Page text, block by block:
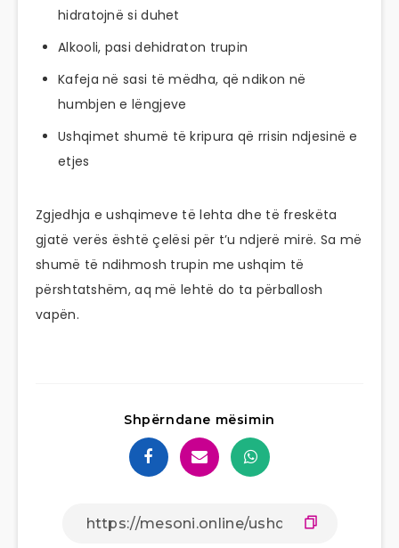
hidratojnë si duhet
Alkooli, pasi dehidraton trupin
Kafeja në sasi të mëdha, që ndikon në
humbjen e lëngjeve
Ushqimet shumë të kripura që rrisin ndjesinë e
etjes
Zgjedhja e ushqimeve të lehta dhe të freskëta
gjatë verës është çelësi për t’u ndjerë mirë. Sa më
shumë të ndihmosh trupin me ushqim të
përshtatshëm, aq më lehtë do ta përballosh
vapën.
Shpërndane mësimin